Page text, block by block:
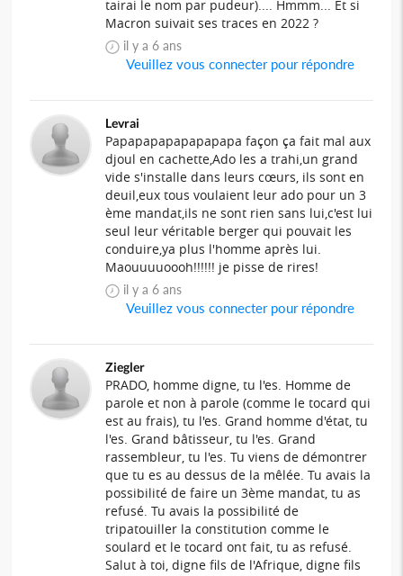
tairai le nom par pudeur).... Hmmm... Et si
Macron suivait ses traces en 2022 ?
il y a 6 ans
Veuillez vous connecter pour répondre
Levrai
Papapapapapapapapa façon ça fait mal aux
djoul en cachette,Ado les a trahi,un grand
vide s'installe dans leurs cœurs, ils sont en
deuil,eux tous voulaient leur ado pour un 3
ème mandat,ils ne sont rien sans lui,c'est lui
seul leur véritable berger qui pouvait les
conduire,ya plus l'homme après lui.
Maouuuuoooh!!!!!! je pisse de rires!
il y a 6 ans
Veuillez vous connecter pour répondre
Ziegler
PRADO, homme digne, tu l'es. Homme de
parole et non à parole (comme le tocard qui
est au frais), tu l'es. Grand homme d'état, tu
l'es. Grand bâtisseur, tu l'es. Grand
rassembleur, tu l'es. Tu viens de démontrer
que tu es au dessus de la mêlée. Tu avais la
possibilité de faire un 3ème mandat, tu as
refusé. Tu avais la possibilité de
tripatouiller la constitution comme le
soulard et le tocard ont fait, tu as refusé.
Salut à toi, digne fils de l'Afrique, digne fils